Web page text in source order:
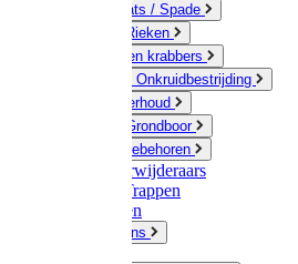
Schop / Bats / Spade
Vorken & Rieken
Cultivator en krabbers
Schoffels / Onkruidbestrijding
Gazononderhoud
Hamers / Grondboor
Sledes / toebehoren
Onkruidverwijderaars
Ladders / Trappen
Werkbanken
Betonmolens